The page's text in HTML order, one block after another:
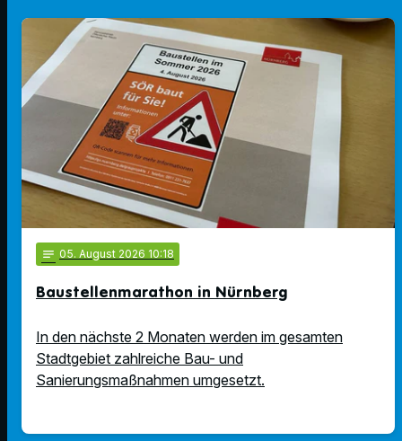
notes 05. August 2026 10:18
Baustellenmarathon in Nürnberg
In den nächste 2 Monaten werden im gesamten
Stadtgebiet zahlreiche Bau- und
Sanierungsmaßnahmen umgesetzt.